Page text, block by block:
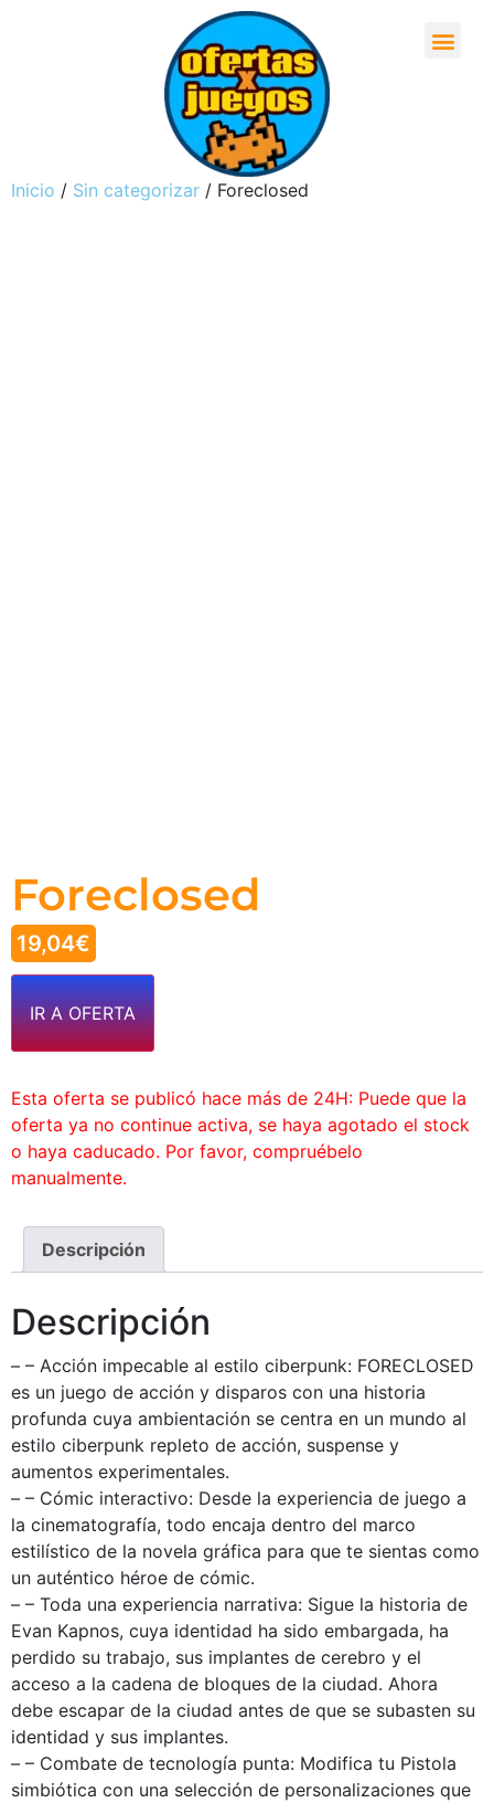
Inicio / Sin categorizar / Foreclosed
Foreclosed
19,04€
IR A OFERTA
Esta oferta se publicó hace más de 24H: Puede que la
oferta ya no continue activa, se haya agotado el stock
o haya caducado. Por favor, compruébelo
manualmente.
Descripción
Descripción
– – Acción impecable al estilo ciberpunk: FORECLOSED
es un juego de acción y disparos con una historia
profunda cuya ambientación se centra en un mundo al
estilo ciberpunk repleto de acción, suspense y
aumentos experimentales.
– – Cómic interactivo: Desde la experiencia de juego a
la cinematografía, todo encaja dentro del marco
estilístico de la novela gráfica para que te sientas como
un auténtico héroe de cómic.
– – Toda una experiencia narrativa: Sigue la historia de
Evan Kapnos, cuya identidad ha sido embargada, ha
perdido su trabajo, sus implantes de cerebro y el
acceso a la cadena de bloques de la ciudad. Ahora
debe escapar de la ciudad antes de que se subasten su
identidad y sus implantes.
– – Combate de tecnología punta: Modifica tu Pistola
simbiótica con una selección de personalizaciones que